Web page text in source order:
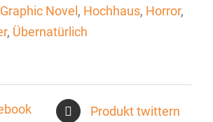
Graphic Novel , Hochhaus, Horror,
, Übernatürlich
Produkt twittern